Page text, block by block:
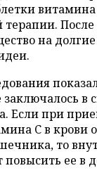
После
на
в
Если при
C в крови
то
повысить ее в